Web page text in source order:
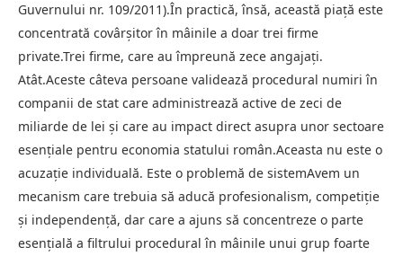
Guvernului nr. 109/2011).În practică, însă, această piață este
concentrată covârșitor în mâinile a doar trei firme
private.Trei firme, care au împreună zece angajați.
Atât.Aceste câteva persoane validează procedural numiri în
companii de stat care administrează active de zeci de
miliarde de lei și care au impact direct asupra unor sectoare
esențiale pentru economia statului român.Aceasta nu este o
acuzație individuală. Este o problemă de sistemAvem un
mecanism care trebuia să aducă profesionalism, competiție
și independență, dar care a ajuns să concentreze o parte
esențială a filtrului procedural în mâinile unui grup foarte